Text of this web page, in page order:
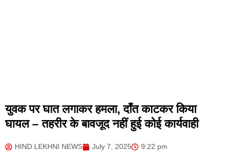
युवक पर घात लगाकर हमला, दाँत काटकर किया
घायल – तहरीर के बावजूद नहीं हुई कोई कार्यवाही
HIND LEKHNI NEWS July 7, 2025
9:22 pm